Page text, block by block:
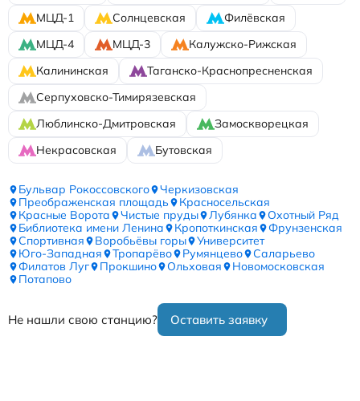
МЦД-1
Солнцевская
Филёвская
МЦД-4
МЦД-3
Калужско-Рижская
Калининская
Таганско-Краснопресненская
Серпуховско-Тимирязевская
Люблинско-Дмитровская
Замоскворецкая
Некрасовская
Бутовская
Бульвар Рокоссовского
Черкизовская
Преображенская площадь
Красносельская
Красные Ворота
Чистые пруды Лубянка
Охотный Ряд
Библиотека имени Ленина
Кропоткинская
Фрунзенская
Спортивная
Воробьёвы горы
Университет
Юго-Западная
Тропарёво Румянцево
Саларьево
Филатов Луг
Прокшино Ольховая
Новомосковская
Потапово
Не нашли свою станцию? Оставить заявку